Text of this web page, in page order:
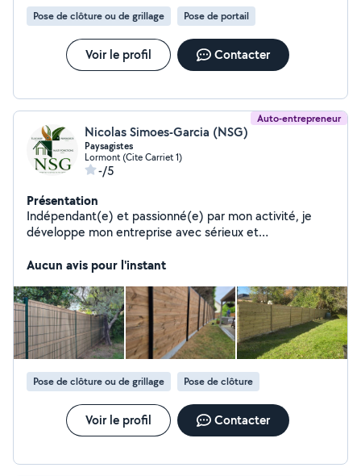
Pose de clôture ou de grillage Pose de portail
Voir le profil Contacter
Auto-entrepreneur
Nicolas Simoes-Garcia (NSG)
Paysagistes
Lormont (Cite Carriet 1)
-/5
Présentation
Indépendant(e) et passionné(e) par mon activité, je
développe mon entreprise avec sérieux et
un service fiable, rapide et soigné. -Élagage/Abattage -
Aucun avis pour l'instant
Pose de clôture ou de grillage Pose de clôture
Voir le profil Contacter